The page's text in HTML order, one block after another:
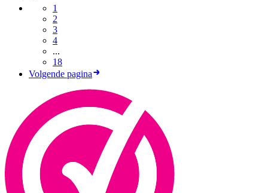
1
2
3
4
...
18
Volgende pagina